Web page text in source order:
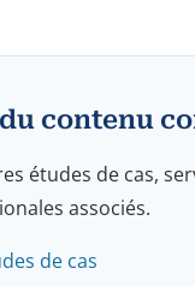
contenu
études de cas,
associés.
de cas